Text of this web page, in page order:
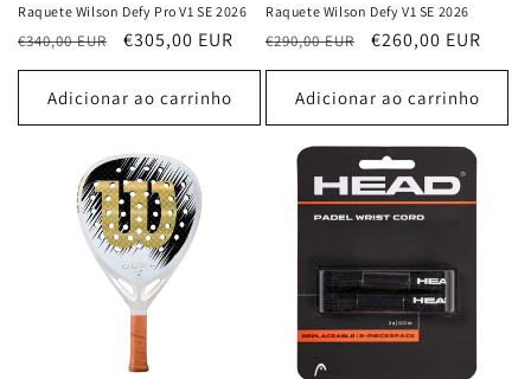
Raquete Wilson Defy Pro V1 SE 2026
Preço
normal
€340,00 EUR
Preço
de
saldo
€305,00 EUR
Adicionar ao carrinho
Raquete Wilson Defy V1 SE 2026
Preço
normal
€290,00 EUR
Preço
de
saldo
€260,00 EUR
Adicionar ao carrinho